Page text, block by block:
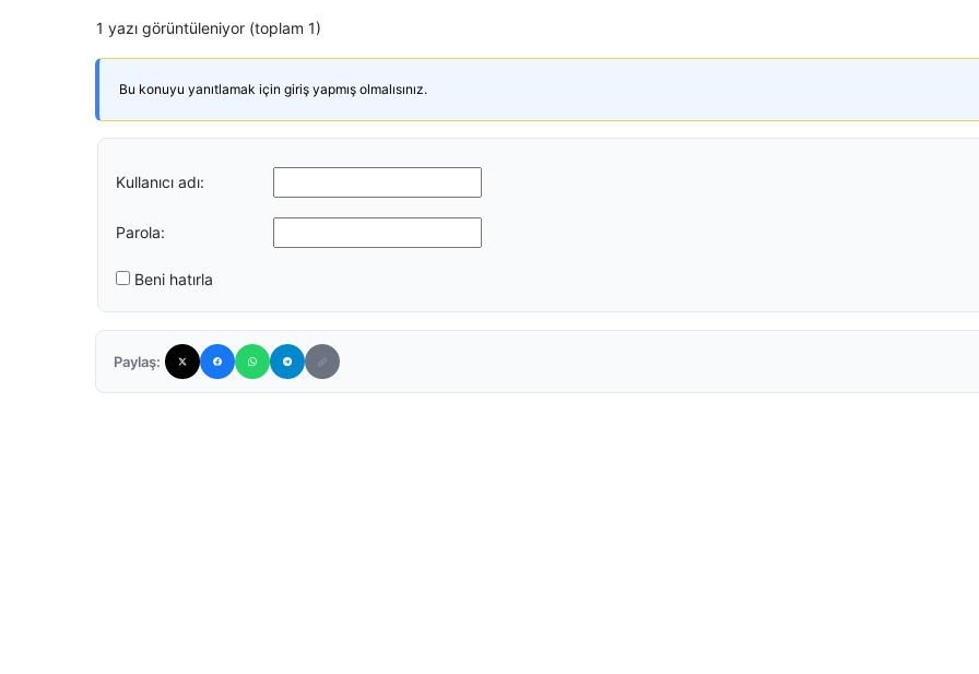
1 yazı görüntüleniyor (toplam 1)
Bu konuyu yanıtlamak için giriş yapmış olmalısınız.
Kullanıcı adı:
Parola:
Beni hatırla
Paylaş: